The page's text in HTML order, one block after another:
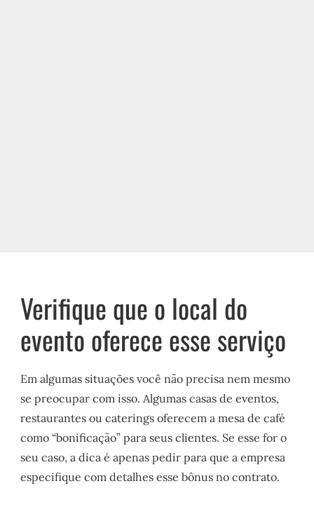
Verifique que o local do
evento oferece esse serviço
Em algumas situações você não precisa nem mesmo
se preocupar com isso. Algumas casas de eventos,
restaurantes ou caterings oferecem a mesa de café
como “bonificação” para seus clientes. Se esse for o
seu caso, a dica é apenas pedir para que a empresa
especifique com detalhes esse bônus no contrato.